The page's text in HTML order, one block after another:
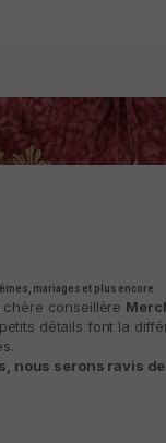
mariages et plus encore
chère conseillère
détails font la
nous serons ravis